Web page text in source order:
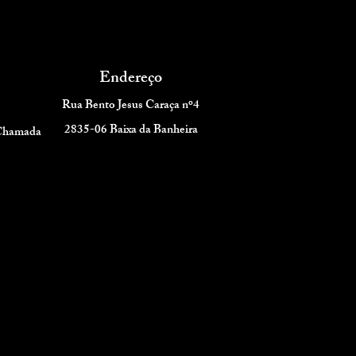
Endereço
Rua Bento Jesus Caraça nº4
2835-06 Baixa da Banheira